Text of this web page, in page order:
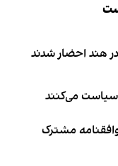
هند احضار شدند
سیاست می‌کنند
مشترک